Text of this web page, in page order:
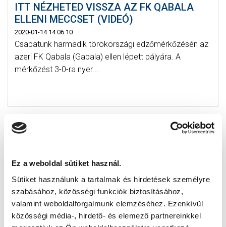
Ez a weboldal sütiket használ.
Sütiket használunk a tartalmak és hirdetések személyre
szabásához, közösségi funkciók biztosításához,
valamint weboldalforgalmunk elemzéséhez. Ezenkívül
közösségi média-, hirdető- és elemező partnereinkkel
ITT NÉZHETED VISSZA AZ FK QABALA
ELLENI MECCSET (VIDEÓ)
2020-01-14 14:06:10
Csapatunk harmadik törökországi edzőmérkőzésén az
azeri FK Qabala (Gabala) ellen lépett pályára. A
mérkőzést 3-0-ra nyer...